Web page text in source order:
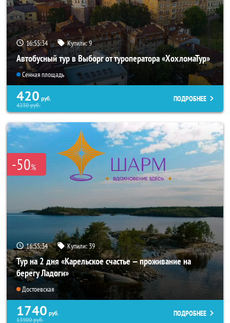
16:55:32 Купили:9
Автобусный тур в Выборг от туроператора «ХохломаТур»
Сенная площадь
420 руб.
4230руб.
ПОДРОБНЕЕ
-50%
16:55:32 Купили:39
Тур на 2 дня «Карельское счастье — проживание на
берегу Ладоги»
Достоевская
1740 руб.
13900руб.
ПОДРОБНЕЕ